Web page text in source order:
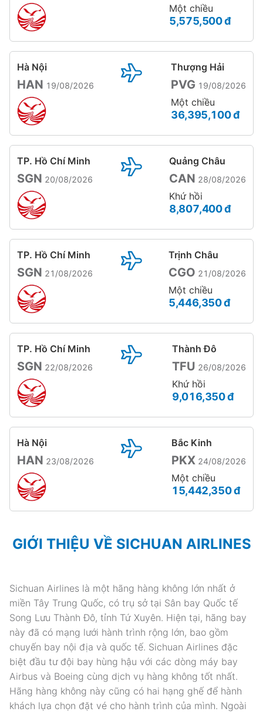
Một chiều
5,575,500 đ
Hà Nội
HAN 19/08/2026
Thượng Hải
PVG 19/08/2026
Một chiều
36,395,100 đ
TP. Hồ Chí Minh
SGN 20/08/2026
Quảng Châu
CAN 28/08/2026
Khứ hồi
8,807,400 đ
TP. Hồ Chí Minh
SGN 21/08/2026
Trịnh Châu
CGO 21/08/2026
Một chiều
5,446,350 đ
TP. Hồ Chí Minh
SGN 22/08/2026
Thành Đô
TFU 26/08/2026
Khứ hồi
9,016,350 đ
Hà Nội
HAN 23/08/2026
Bắc Kinh
PKX 24/08/2026
Một chiều
15,442,350 đ
GIỚI THIỆU VỀ SICHUAN AIRLINES
Sichuan Airlines là một hãng hàng không lớn nhất ở
miền Tây Trung Quốc, có trụ sở tại Sân bay Quốc tế
Song Lưu Thành Đô, tỉnh Tứ Xuyên. Hiện tại, hãng bay
này đã có mạng lưới hành trình rộng lớn, bao gồm
chuyến bay nội địa và quốc tế. Sichuan Airlines đặc
biệt đầu tư đội bay hùng hậu với các dòng máy bay
Airbus và Boeing cùng dịch vụ hàng không tốt nhất.
Hãng hàng không này cũng có hai hạng ghế để hành
khách lựa chọn đặt vé cho hành trình của mình. Ngoài